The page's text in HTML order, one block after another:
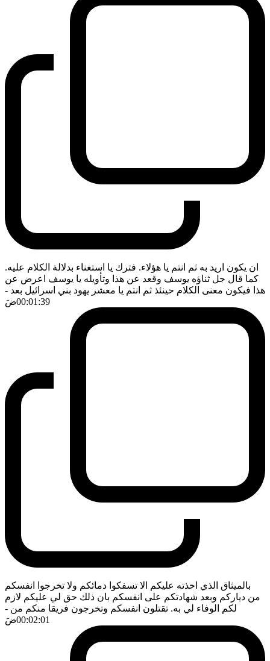
ان يكون اريد به ثم انتم يا هؤلاء. فترك يا استغناء بدلالة الكلام عليه.
كما قال جل ثناؤه يوسف وقعد عن هذا وتأويله يا يوسف اعرض عن
هذا فيكون معنى الكلام حينئذ ثم انتم يا معشر يهود بني اسرائيل بعد -
00:01:39ضَ
بالميثاق الذي اخذته عليكم الا تسفكوا دمائكم ولا تخرجوا انفسكم
من دياركم وبعد شهادتكم على انفسكم بان ذلك حق لي عليكم لازم
لكم الوفاء لي به. تقتلون انفسكم وتخرجون فريقا منكم من -
00:02:01ضَ